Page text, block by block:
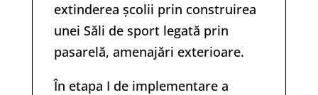
extinderea școlii prin construirea
unei Săli de sport legată prin
pasarelă, amenajări exterioare.
În etapa I de implementare a